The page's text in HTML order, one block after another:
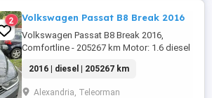
2 Volkswagen Passat B8 Break 2016
Volkswagen Passat B8 Break 2016,
Comfortline - 205267 km Motor: 1.6 diesel
Scaune textile Cotieră extensibilă șofer
Cotieră spate Navigație cu carplay activ
2016 | diesel | 205267 km
Alexandria, Teleorman